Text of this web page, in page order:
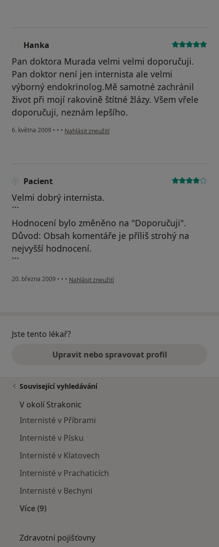
Hanka
Pan doktora Murada velmi velmi doporučuji.
Pan doktor není jen internista ale velmi
výborný endokrinolog.Mě samotné zachránil
život při mojí rakovině štítné žlázy. Všem vřele
doporučuji, neznám lepšího.
6. května 2009 • • • podle názoru uživatele Hanka
Nahlásit zneužití
Pacient
Velmi dobrý internista.
```
Hodnocení bylo změněno na "Doporučuji".
Důvod: Obsah komentáře je příliš strohý na
nejvyšší hodnocení.
```
20. března 2009 • • • podle názoru uživatele Pacient
Nahlásit zneužití
Jste tento lékař?
Upravit nebo spravovat profil
Související vyhledávání
V okolí Strakonic
Internisté v Příbrami
Internisté v Písku
Internisté v Klatovech
Internisté v Prachaticích
Internisté v Bechyni
Více (9)
Zdravotní pojišťovny